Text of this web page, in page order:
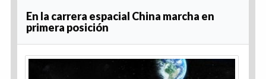
En la carrera espacial China marcha en
primera posición